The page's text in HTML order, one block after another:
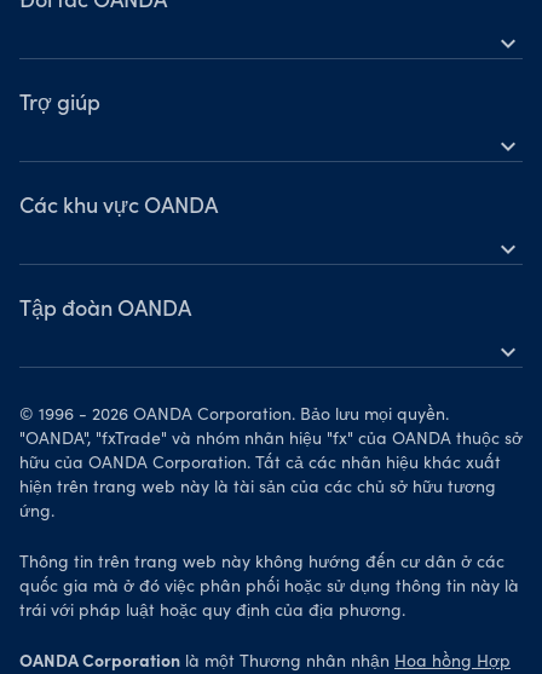
expand_more
Đối tác liên kết
Nhà môi giới giới thiệu
Hướng dẫn tiếp thị dành cho đối tác
Chính sách quyền riêng tư
Trợ giúp
expand_more
Câu hỏi thường gặp
Liên hệ với chúng tôi
Các khu vực OANDA
expand_more
Hoa Kỳ
Canada
Vương quốc Anh
Singapore
Các thị trường mới nổi
Tập đoàn OANDA
expand_more
Giới thiệu về chúng tôi
Giải thưởng
Tin tức và phân tích
© 1996 - 2026 OANDA Corporation. Bảo lưu mọi quyền.
"OANDA", "fxTrade" và nhóm nhãn hiệu "fx" của OANDA thuộc sở
hữu của OANDA Corporation. Tất cả các nhãn hiệu khác xuất
hiện trên trang web này là tài sản của các chủ sở hữu tương
ứng.
Thông tin trên trang web này không hướng đến cư dân ở các
quốc gia mà ở đó việc phân phối hoặc sử dụng thông tin này là
trái với pháp luật hoặc quy định của địa phương.
OANDA Corporation là một Thương nhân nhận Hoa hồng Hợp